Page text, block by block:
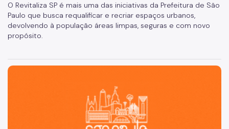
O Revitaliza SP é mais uma das iniciativas da Prefeitura de São
Paulo que busca requalificar e recriar espaços urbanos,
devolvendo à população áreas limpas, seguras e com novo
propósito.
São Paulo, cidade inteligente, resiliente e sustentável